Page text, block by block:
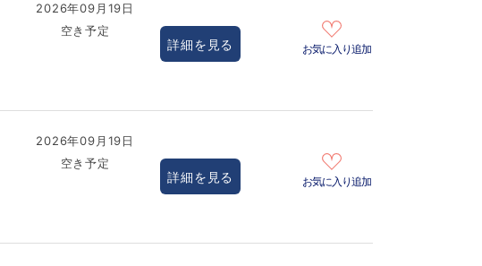
2026年09月19日
空き予定
詳細を見る お気に入り追加
2026年09月19日
空き予定
詳細を見る お気に入り追加